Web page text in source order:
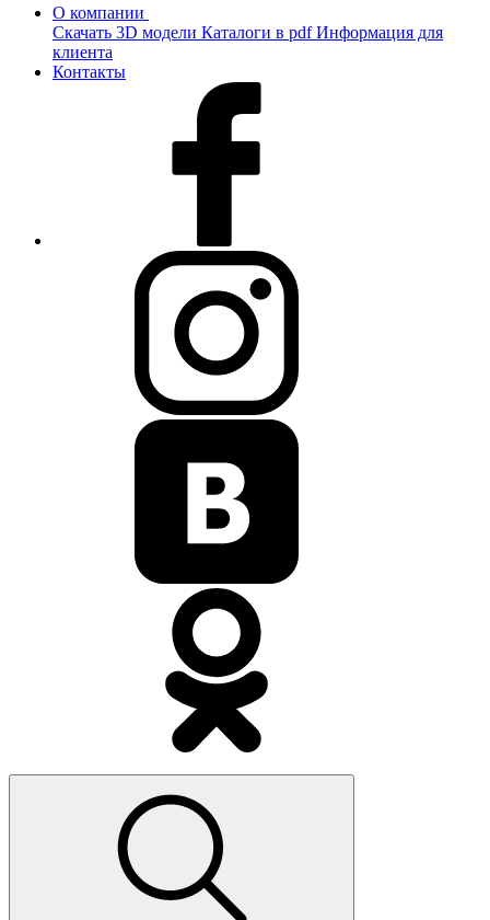
О компании
Скачать 3D модели Каталоги в pdf Информация для
клиента
Контакты